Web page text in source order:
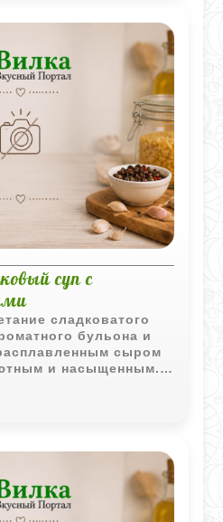
суп с
сладковатого
бульона и
сыром
и насыщенным.
приготовления
узнаваемый